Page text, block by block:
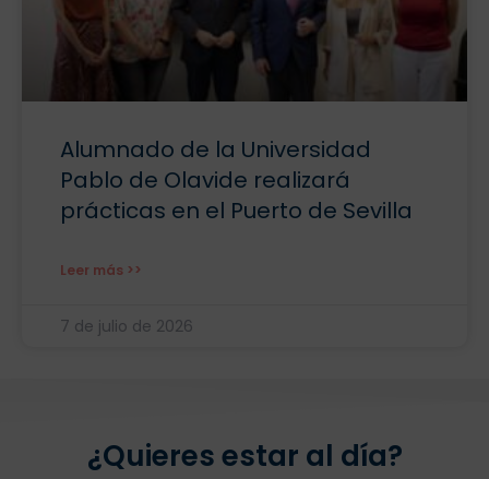
Alumnado de la Universidad
Pablo de Olavide realizará
prácticas en el Puerto de Sevilla
Leer más >>
7 de julio de 2026
¿Quieres estar al día?